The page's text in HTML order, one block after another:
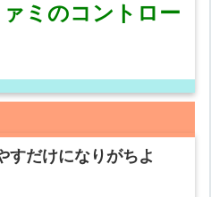
ミのコントロー
すだけになりがちよ